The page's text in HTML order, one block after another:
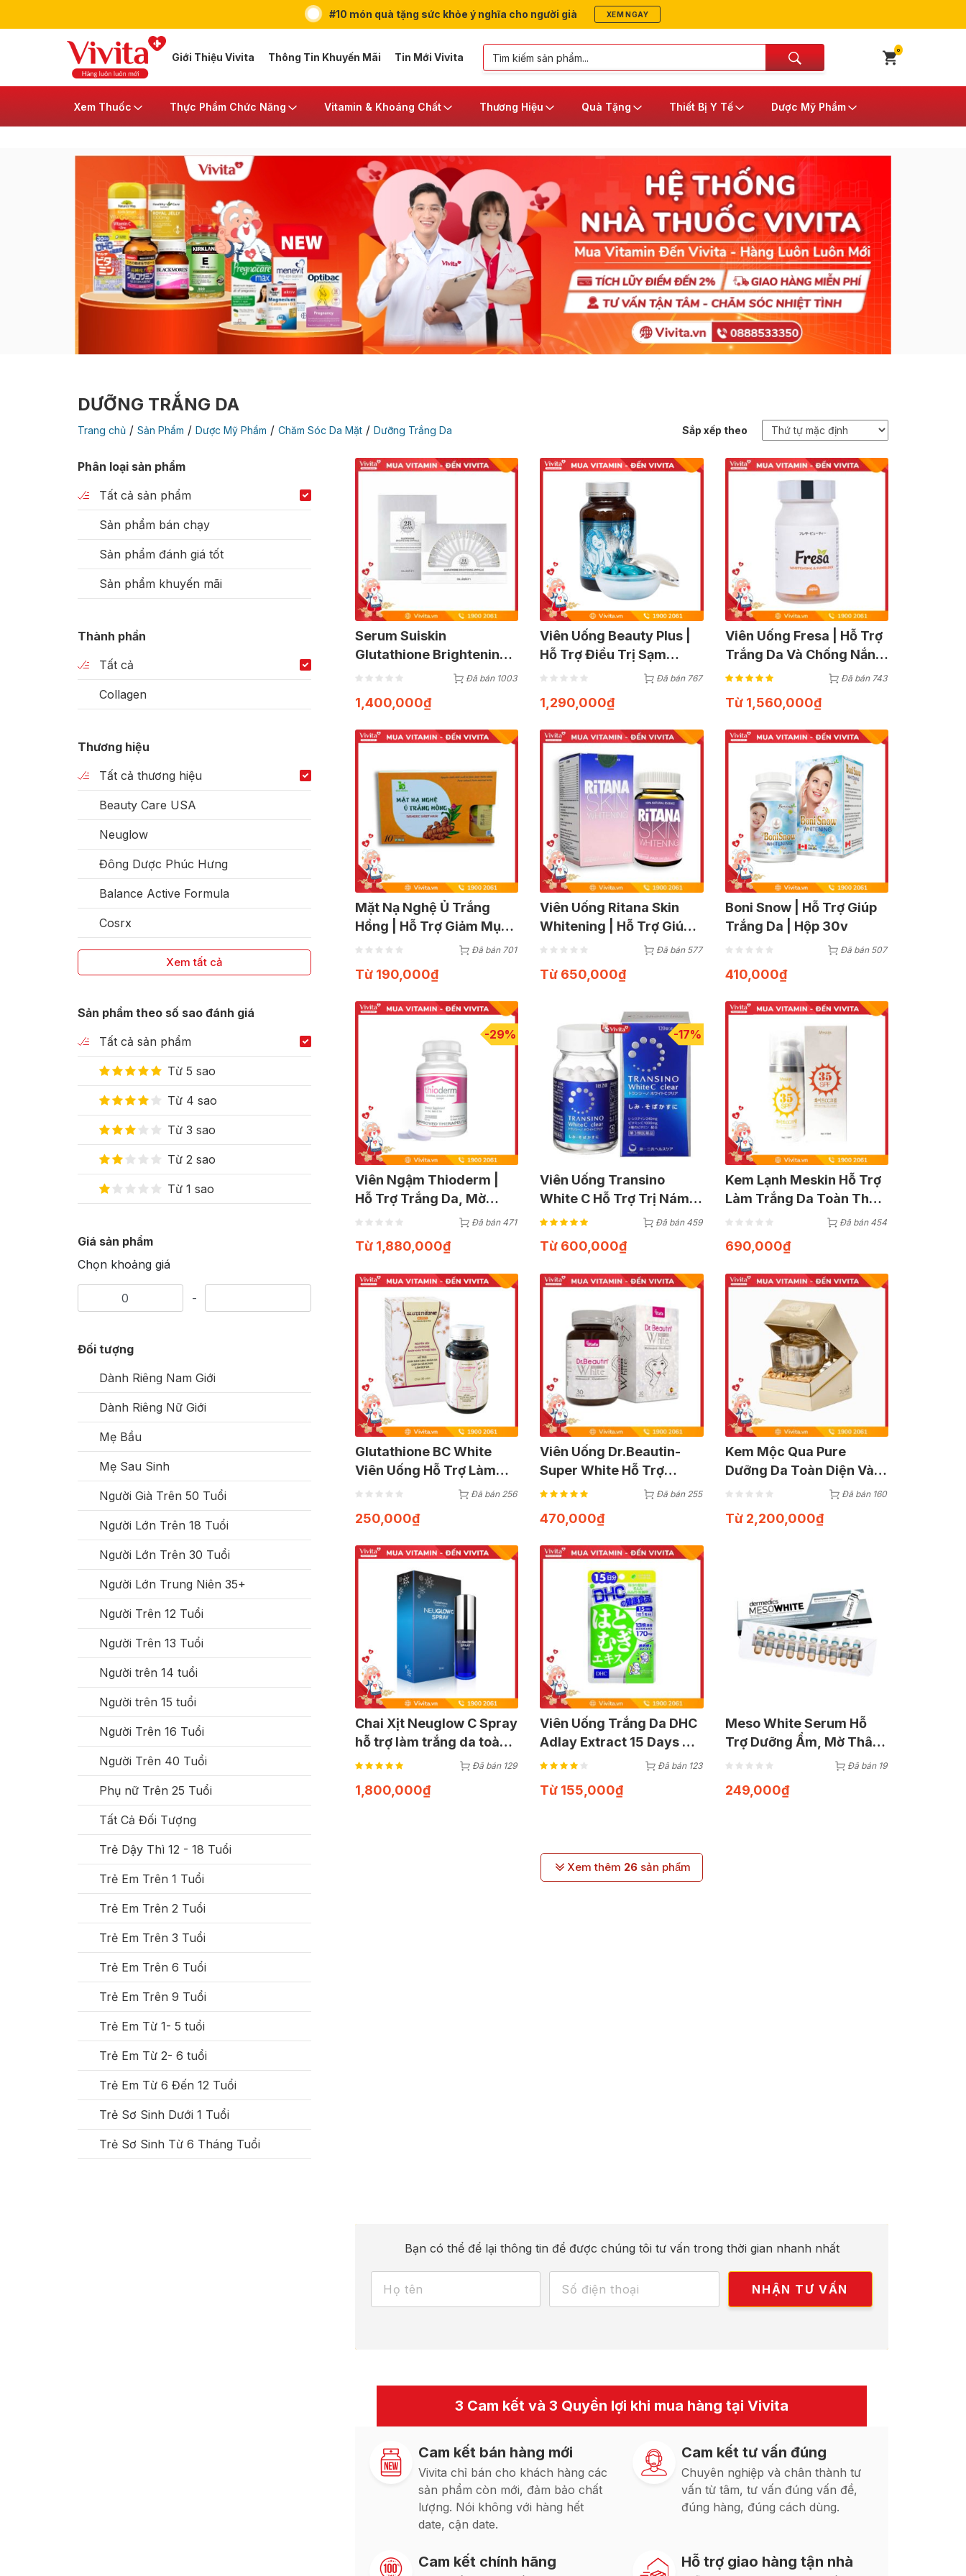
#10 món quà tặng sức khỏe ý nghĩa cho người già XEM NGAY
Giới Thiệu Vivita Thông Tin Khuyến Mãi Tin Mới Vivita
0
Xem Thuốc Thực Phẩm Chức Năng Vitamin & Khoáng Chất Thương Hiệu Quà Tặng Thiết Bị Y Tế Dược Mỹ Phẩm
DƯỠNG TRẮNG DA
Trang chủ / Sản Phẩm / Dược Mỹ Phẩm / Chăm Sóc Da Mặt / Dưỡng Trắng Da Sắp xếp theo
Phân loại sản phẩm
Tất cả sản phẩm
Sản phẩm bán chạy
Sản phẩm đánh giá tốt
Sản phẩm khuyến mãi
Thành phần
Tất cả
Collagen
Thương hiệu
Tất cả thương hiệu
Beauty Care USA
Neuglow
Đông Dược Phúc Hưng
Balance Active Formula
Cosrx
Xem tất cả
Sản phẩm theo số sao đánh giá
Tất cả sản phẩm
Từ 5 sao
Từ 4 sao
Từ 3 sao
Từ 2 sao
Từ 1 sao
Giá sản phẩm
Chọn khoảng giá
-
Đối tượng
Dành Riêng Nam Giới
Dành Riêng Nữ Giới
Mẹ Bầu
Mẹ Sau Sinh
Người Già Trên 50 Tuổi
Người Lớn Trên 18 Tuổi
Người Lớn Trên 30 Tuổi
Người Lớn Trung Niên 35+
Người Trên 12 Tuổi
Người Trên 13 Tuổi
Người trên 14 tuổi
Người trên 15 tuổi
Người Trên 16 Tuổi
Người Trên 40 Tuổi
Phụ nữ Trên 25 Tuổi
Tất Cả Đối Tượng
Trẻ Dậy Thì 12 - 18 Tuổi
Trẻ Em Trên 1 Tuổi
Trẻ Em Trên 2 Tuổi
Trẻ Em Trên 3 Tuổi
Trẻ Em Trên 6 Tuổi
Trẻ Em Trên 9 Tuổi
Trẻ Em Từ 1- 5 tuổi
Trẻ Em Từ 2- 6 tuổi
Trẻ Em Từ 6 Đến 12 Tuổi
Trẻ Sơ Sinh Dưới 1 Tuổi
Trẻ Sơ Sinh Từ 6 Tháng Tuổi
Serum Suiskin
Glutathione Brightening
Ampoule | Dưỡng Trắng
Đã bán 1003
1,400,000₫
Viên Uống Beauty Plus |
Hỗ Trợ Điều Trị Sạm
Nám, Giúp Đẹp Da | Hộp
Đã bán 767
1,290,000₫
Viên Uống Fresa | Hỗ Trợ
Trắng Da Và Chống Nắng
| Hộp 90 Viên
Đã bán 743
Từ 1,560,000₫
Mặt Nạ Nghệ Ủ Trắng
Hồng | Hỗ Trợ Giảm Mụn,
Mờ Thâm | Hộp 10 GóiĐã bán 701
Từ 190,000₫
Viên Uống Ritana Skin
Whitening | Hỗ Trợ Giúp
Da Trắng Hồng, Căng Mịn
Đã bán 577
Từ 650,000₫
Boni Snow | Hỗ Trợ Giúp
Trắng Da | Hộp 30v
Đã bán 507
410,000₫
-29%
Viên Ngậm Thioderm |
Hỗ Trợ Trắng Da, Mờ
Thâm Nám | Hộp 30 Viên
Đã bán 471
Từ 1,880,000₫
-17%
Viên Uống Transino
White C Hỗ Trợ Trị Nám
Da, Tàn Nhang (Hộp 120
Đã bán 459
Từ 600,000₫
Kem Lạnh Meskin Hỗ Trợ
Làm Trắng Da Toàn Thân
| Tuýp 110ml
Đã bán 454
690,000₫
Glutathione BC White
Viên Uống Hỗ Trợ Làm
Mờ Nám Sạm (Hộp 30Đã bán 256
250,000₫
Viên Uống Dr.Beautin-
Super White Hỗ Trợ
Trắng Da | Hộp 30 Viên
Đã bán 255
470,000₫
Kem Mộc Qua Pure
Dưỡng Da Toàn Diện Vào
Ban Đêm Cho Phái Đẹp |
Đã bán 160
Từ 2,200,000₫
Chai Xịt Neuglow C Spray
hỗ trợ làm trắng da toàn
thân | Chai 50ml
Đã bán 129
1,800,000₫
Viên Uống Trắng Da DHC
Adlay Extract 15 Days Hỗ
Trợ Trắng Da (Gói 15Đã bán 123
Từ 155,000₫
Meso White Serum Hỗ
Trợ Dưỡng Ẩm, Mờ Thâm
Nám, Tàn Nhang Giúp
5ml)
Đã bán 19
249,000₫
Xem thêm 26 sản phẩm
Bạn có thể để lại thông tin để được chúng tôi tư vấn trong thời gian nhanh nhất
3 Cam kết và 3 Quyền lợi khi mua hàng tại Vivita
Cam kết bán hàng mới
Vivita chỉ bán cho khách hàng các
sản phẩm còn mới, đảm bảo chất
lượng. Nói không với hàng hết
date, cận date.
Cam kết tư vấn đúng
Chuyên nghiệp và chân thành tư
vấn từ tâm, tư vấn đúng vấn đề,
đúng hàng, đúng cách dùng.
Cam kết chính hãng Hỗ trợ giao hàng tận nhà